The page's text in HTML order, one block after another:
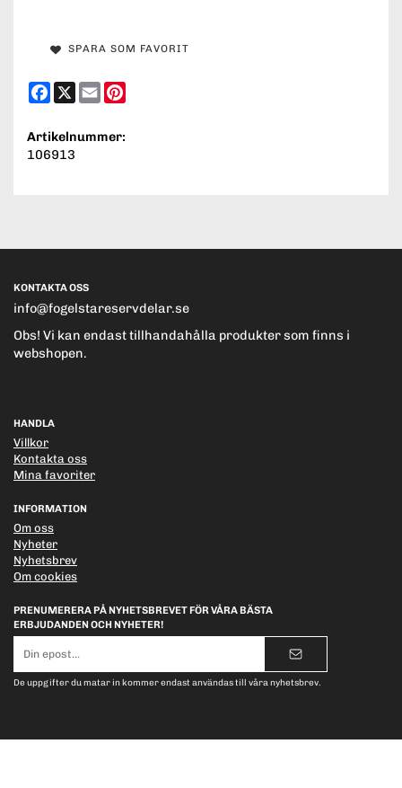
SPARA SOM FAVORIT
Facebook
X Email
Artikelnummer:
106913
KONTAKTA OSS
info@fogelstareservdelar.se
Obs! Vi kan endast tillhandahålla produkter som finns i
webshopen.
HANDLA
Villkor
Kontakta oss
Mina favoriter
INFORMATION
Om oss
Nyheter
Nyhetsbrev
Om cookies
PRENUMERERA PÅ NYHETSBREVET FÖR VÅRA BÄSTA
ERBJUDANDEN OCH NYHETER!
postadress
De uppgifter du matar in kommer endast användas till våra nyhetsbrev.